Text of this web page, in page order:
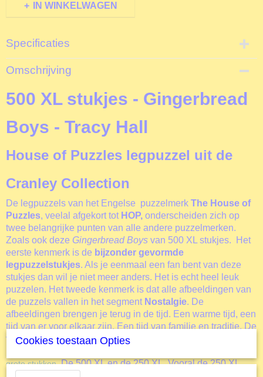
IN WINKELWAGEN
Specificaties
Productcode
T5941
EAN code
5060002005941
The House of Puzzles
68,5x48,5 cm
Omschrijving
500 XL stukjes - Gingerbread
Boys - Tracy Hall
House of Puzzles legpuzzel uit de
Cranley Collection
De legpuzzels van het Engelse puzzelmerk The House of
Puzzles, veelal afgekort tot HOP, onderscheiden zich op
twee belangrijke punten van alle andere puzzelmerken.
Zoals ook deze Gingerbread Boys van 500 XL stukjes. Het
eerste kenmerk is de bijzonder gevormde
legpuzzelstukjes. Als je eenmaal een fan bent van deze
stukjes dan wil je niet meer anders. Het is echt heel leuk
puzzelen. Het tweede kenmerk is dat alle afbeeldingen van
de puzzels vallen in het segment Nostalgie. De
afbeeldingen brengen je terug in de tijd. Een warme tijd, een
tijd van er voor elkaar zijn. Een tijd van familie en traditie. De
verhalen van vroeger komen tot leven tijdens het puzzelen.
grote stukken. De 500 XL en de 250 XL. Vooral de 250 XL
Cookies toestaan Opties